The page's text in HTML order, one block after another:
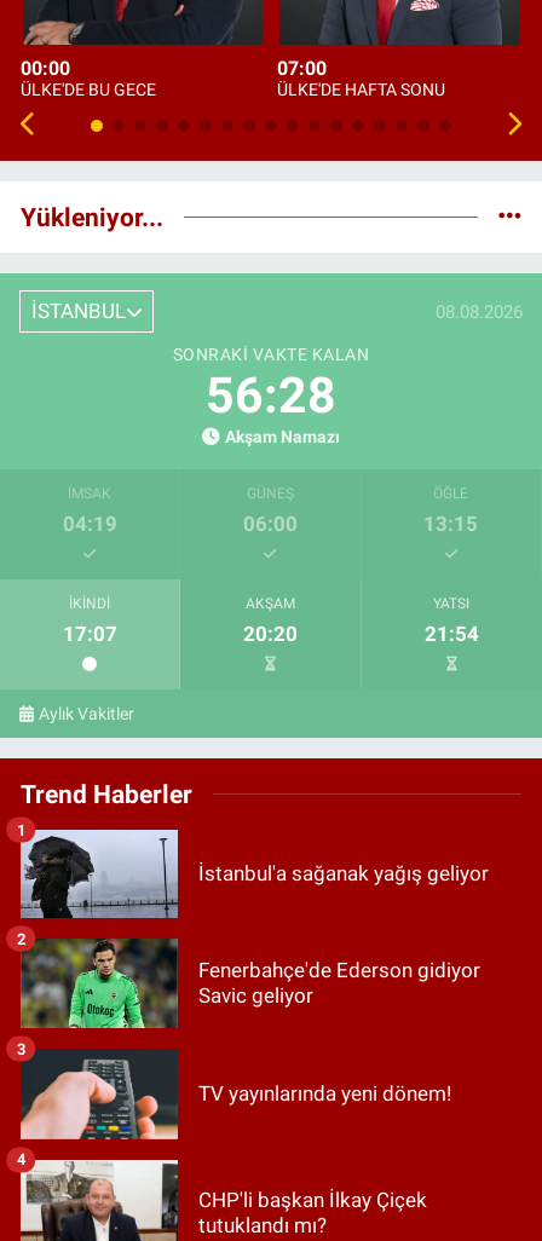
00:00
ÜLKE'DE BU GECE
07:00
ÜLKE'DE HAFTA SONU
Yükleniyor...
İSTANBUL 08.08.2026
SONRAKI VAKTE KALAN
56:27
Akşam Namazı
İMSAK
04:19
GÜNEŞ
06:00
ÖĞLE
13:15
İKINDI
17:07
AKŞAM
20:20
YATSI
21:54
Aylık Vakitler
Trend Haberler
İstanbul'a sağanak yağış geliyor
1
Fenerbahçe'de Ederson gidiyor
Savic geliyor
2
TV yayınlarında yeni dönem!
3
CHP'li başkan İlkay Çiçek
tutuklandı mı?
4